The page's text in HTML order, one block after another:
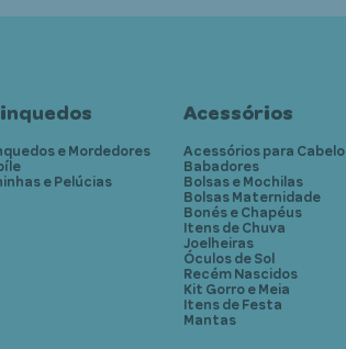
e Mordedores
e Pelúcias
Acessórios
Acessórios para Cabelo
Babadores
Bolsas e Mochilas
Bolsas Maternidade
Bonés e Chapéus
Itens de Chuva
Joelheiras
Óculos de Sol
Recém Nascidos
Kit Gorro e Meia
Itens de Festa
Mantas